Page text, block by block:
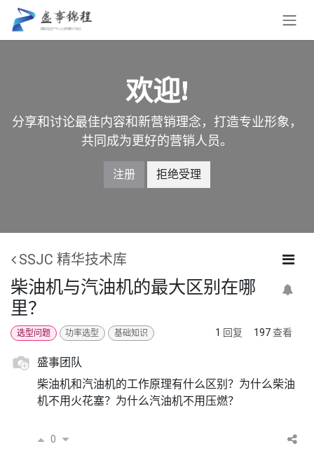
跳至内容
欢迎!
分享和讨论最佳内容和新营销理念，打造专业形象，
共同成为更好的营销人员。
注册 拒绝受理
SSJC 精华技术库
柴油机与汽油机的最大区别在哪
里？
选型问题 功率选型 基础知识 1 回复 197查看
盛事团队
柴油机和汽油机的工作原理有什么区别？为什么柴油
机不用火花塞？为什么汽油机不用压燃？
0